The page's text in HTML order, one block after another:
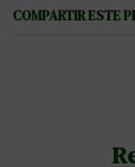
COMPARTIR ESTE